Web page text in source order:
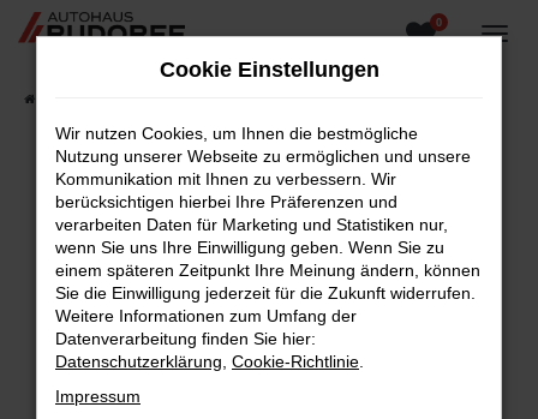
Zum
0
Fehler: Network Error
Beim Laden ist ein Fehler aufgetreten.
Hier sind ein paar Tipps, die dir helfen können:
Überprüfe deine Firewall und deine
Internetverbindung.
Laden andere Webseiten, zum Beispiel deine
Suchmaschine?
Cookie Einstellungen
Wir nutzen Cookies, um Ihnen die bestmögliche
Nutzung unserer Webseite zu ermöglichen und unsere
Kommunikation mit Ihnen zu verbessern. Wir
berücksichtigen hierbei Ihre Präferenzen und
verarbeiten Daten für Marketing und Statistiken nur,
wenn Sie uns Ihre Einwilligung geben. Wenn Sie zu
einem späteren Zeitpunkt Ihre Meinung ändern, können
Sie die Einwilligung jederzeit für die Zukunft widerrufen.
Weitere Informationen zum Umfang der
Datenverarbeitung finden Sie hier:
Datenschutzerklärung Cookie-Richtlinie
Impressum